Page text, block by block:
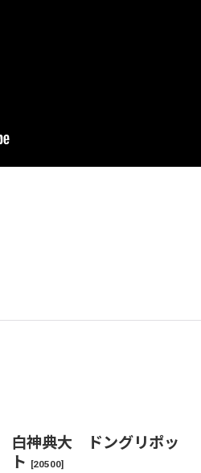
白神典大 ドングリポッ
ト
[20500]